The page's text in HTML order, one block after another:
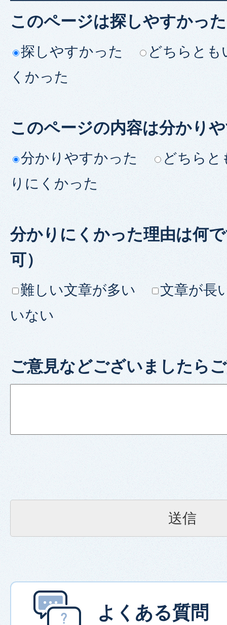
このページは探しやすかっ
探しやすかった
どちらとも
くかった
このページの内容は分かり
分かりやすかった
どちらと
りにくかった
分かりにくかった理由は何
可）
難しい文章が多い
文章が長
いない
ご意見などございましたら
よくある質問